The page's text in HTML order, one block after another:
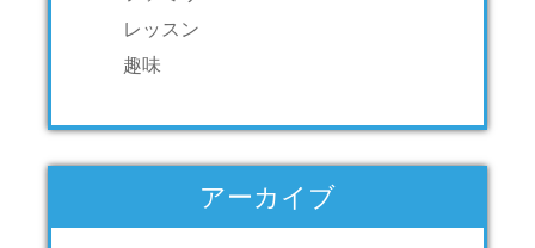
レッスン
趣味
アーカイブ